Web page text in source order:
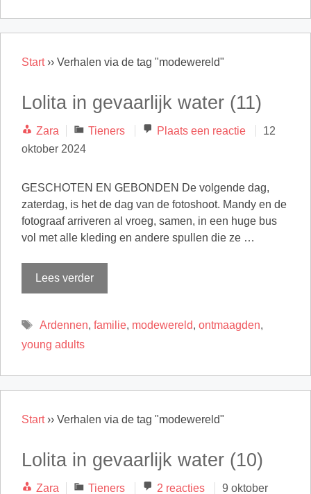
Start›› Verhalen via de tag "modewereld"
Lolita in gevaarlijk water (11)
Zara Categorieën
Tieners Plaats een reactie
12
oktober 2024
GESCHOTEN EN GEBONDEN De volgende dag,
zaterdag, is het de dag van de fotoshoot. Mandy en de
fotograaf arriveren al vroeg, samen, in een huge bus
vol met alle kleding en andere spullen die ze …
Lees verder
Tags
Ardennen, familie, modewereld, ontmaagden,
young adults
Start›› Verhalen via de tag "modewereld"
Lolita in gevaarlijk water (10)
Zara Categorieën
Tieners 2 reacties 9 oktober